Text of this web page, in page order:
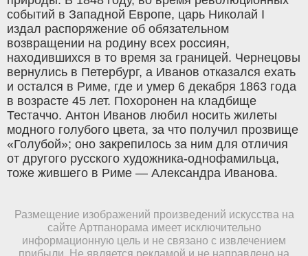
событий в Западной Европе, царь Николай I
издал распоряжение об обязательном
возвращении на родину всех россиян,
находившихся в то время за границей. Чернецовы
вернулись в Петербург, а Иванов отказался ехать
и остался в Риме, где и умер 6 декабря 1863 года
в возрасте 45 лет. Похоронен на кладбище
Тестаччо. Антон Иванов любил носить жилеты
модного голубого цвета, за что получил прозвище
«Голубой»; оно закрепилось за ним для отличия
от другого русского художника-однофамильца,
тоже жившего в Риме — Александра Иванова.
Размещение изображений произведений искусства на
сайте Артпанорама имеет исключительно
информационную цель и не связано с извлечением
прибыли. Не является рекламой и не направлено на